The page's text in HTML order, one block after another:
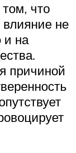
что
влияние не
и на
причиной